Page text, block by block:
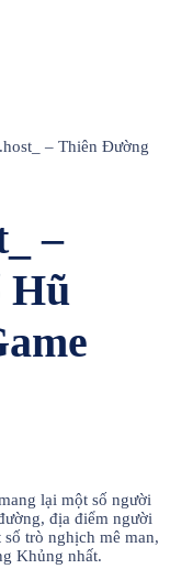
– Thiên Đường
–
Hũ
lại một số người
địa điểm người
trò nghịch mê man,
Khủng nhất.